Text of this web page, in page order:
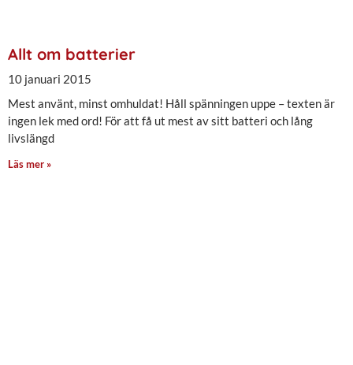
Allt om batterier
10 januari 2015
Mest använt, minst omhuldat! Håll spänningen uppe – texten är
ingen lek med ord! För att få ut mest av sitt batteri och lång
livslängd
Läs mer »